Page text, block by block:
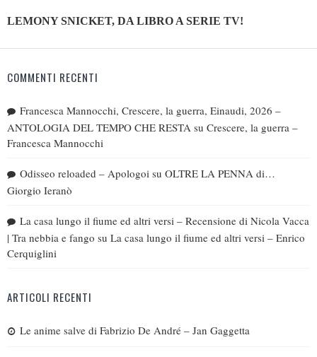
LEMONY SNICKET, DA LIBRO A SERIE TV!
COMMENTI RECENTI
Francesca Mannocchi, Crescere, la guerra, Einaudi, 2026 –
ANTOLOGIA DEL TEMPO CHE RESTA su Crescere, la guerra –
Francesca Mannocchi
Odisseo reloaded – Apologoi su OLTRE LA PENNA di…
Giorgio Ieranò
La casa lungo il fiume ed altri versi – Recensione di Nicola Vacca
| Tra nebbia e fango su La casa lungo il fiume ed altri versi – Enrico
Cerquiglini
ARTICOLI RECENTI
Le anime salve di Fabrizio De André – Jan Gaggetta